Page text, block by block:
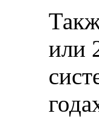
или